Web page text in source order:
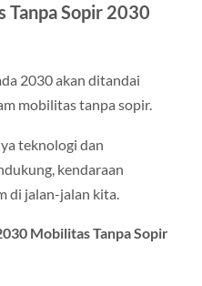
Tanpa Sopir 2030
2030 akan ditandai
mobilitas tanpa sopir.
teknologi dan
kendaraan
di jalan-jalan kita.
Mobilitas Tanpa Sopir